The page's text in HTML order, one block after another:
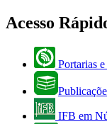
Acesso
Portarias
IFB em